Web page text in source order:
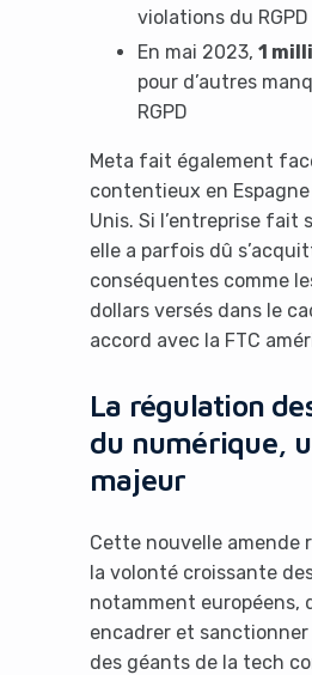
violations du RGPD
En mai 2023, 1
pour d’autres
RGPD
Meta fait également
contentieux en
Unis. Si l’entreprise fait
elle a parfois dû
conséquentes comme
dollars versés dans le
accord avec la FTC
La régulation
du numérique,
majeur
Cette nouvelle amende
la volonté croissante
notamment européens,
encadrer et
des géants de la tech